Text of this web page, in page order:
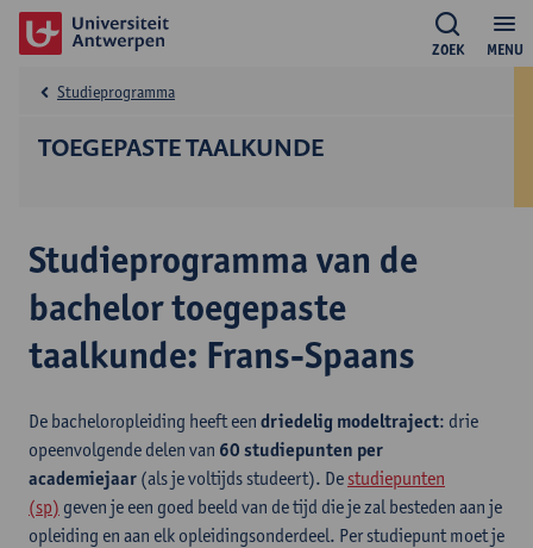
MENU
ZOEK
TOEGEPASTE TAALKUNDE
Studieprogramma
Studieprogramma van de
bachelor toegepaste
taalkunde: Frans-Spaans
De bacheloropleiding heeft een driedelig modeltraject: drie
opeenvolgende delen van 60 studiepunten per
academiejaar (als je voltijds studeert). De studiepunten
(sp) geven je een goed beeld van de tijd die je zal besteden aan je
opleiding en aan elk opleidingsonderdeel. Per studiepunt moet je